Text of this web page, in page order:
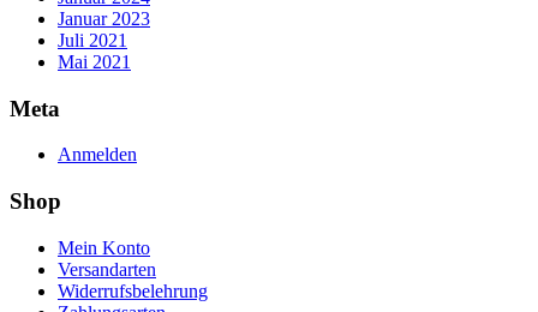
Januar 2023
Juli 2021
Mai 2021
Meta
Anmelden
Shop
Mein Konto
Versandarten
Widerrufsbelehrung